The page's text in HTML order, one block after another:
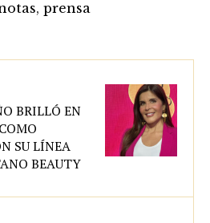
, prensa
BRILLÓ EN
SU LÍNEA
BEAUTY